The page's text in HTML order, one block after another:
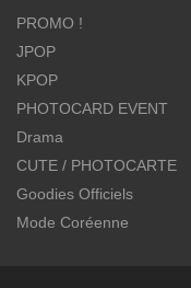
PROMO !
JPOP
KPOP
PHOTOCARD EVENT
Drama
CUTE / PHOTOCARTE
Goodies Officiels
Mode Coréenne